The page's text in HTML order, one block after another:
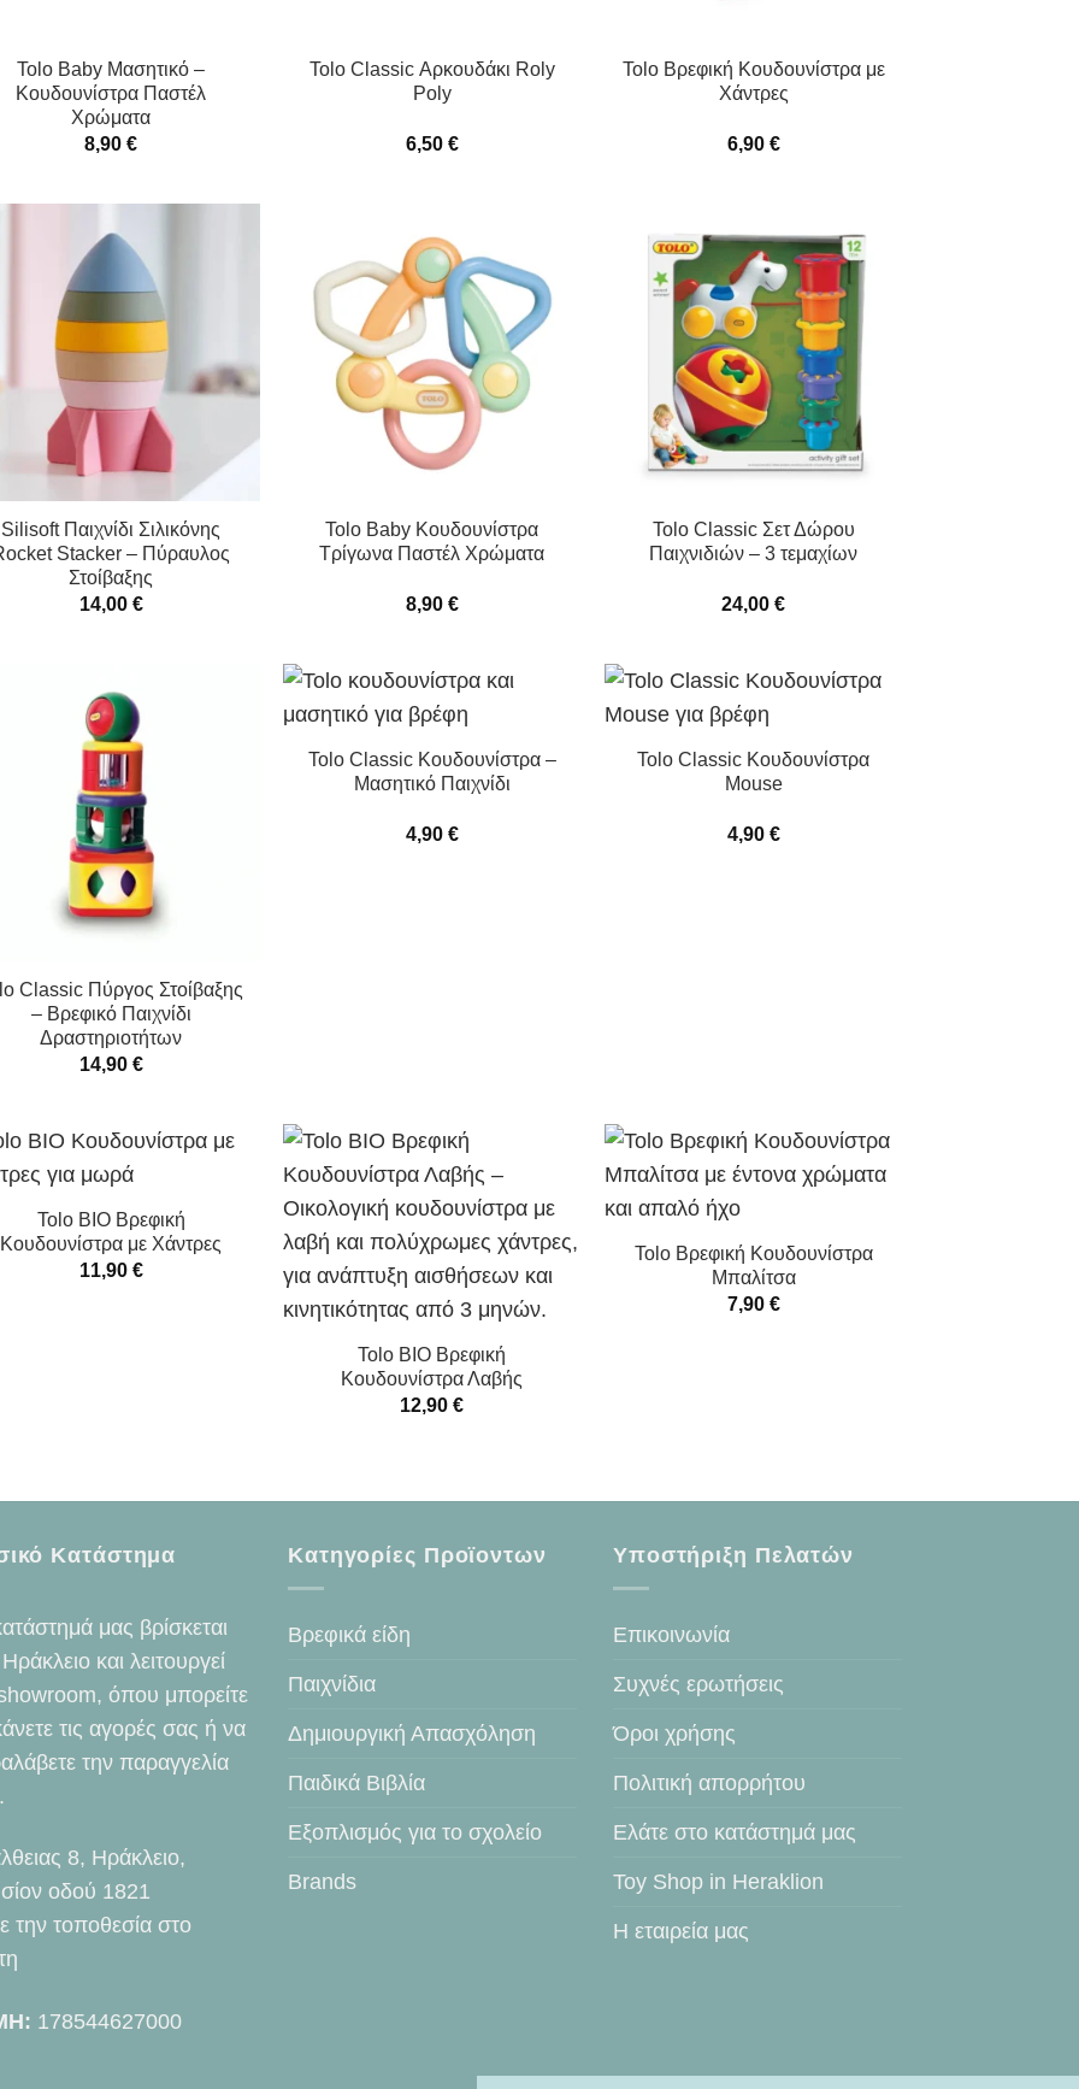
Tolo Baby Μασητικό –
Κουδουνίστρα Παστέλ
Χρώματα
8,90€
Tolo Classic Αρκουδάκι Roly
Poly
6,50 €
Tolo Βρεφική Κουδουνίστρα με
Χάντρες
6,90 €
Silisoft Παιχνίδι Σιλικόνης
Stacker – Πύραυλος
Στοίβαξης
14,00 €
Tolo Baby Κουδουνίστρα
Τρίγωνα Παστέλ Χρώματα
8,90 €
Tolo Classic Σετ Δώρου
Παιχνιδιών – 3 τεμαχίων
24,00€
Classic Πύργος Στοίβαξης
– Βρεφικό Παιχνίδι
Δραστηριοτήτων
14,90 €
Tolo Classic Κουδουνίστρα –
Μασητικό Παιχνίδι
4,90 €
Tolo Classic Κουδουνίστρα
Mouse
4,90 €
Tolo BIO Βρεφική
Κουδουνίστρα με Χάντρες
11,90 €
Tolo BIO Βρεφική
Κουδουνίστρα Λαβής
12,90€
Tolo Βρεφική Κουδουνίστρα
Μπαλίτσα
7,90 €
Κατάστημα
μας βρίσκεται
και λειτουργεί
όπου μπορείτε
τις αγορές σας ή να
την παραγγελία
8, Ηράκλειο,
οδού 1821
την τοποθεσία στο
178544627000
Κατηγορίες Προϊοντων
Βρεφικά είδη
Παιχνίδια
Δημιουργική Απασχόληση
Παιδικά Βιβλία
Εξοπλισμός για το σχολείο
Brands
Υποστήριξη Πελατών
Επικοινωνία
Συχνές ερωτήσεις
Όροι χρήσης
Πολιτική απορρήτου
Ελάτε στο κατάστημά μας
Toy Shop in Heraklion
Η εταιρεία μας